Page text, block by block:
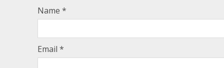
Name *
Email *